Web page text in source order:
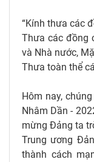
“Kính thưa các
Thưa các đồng
và Nhà nước,
Thưa toàn thể
Hôm nay,
Nhâm Dần -
mừng Đảng ta
Trung ương
thành cách